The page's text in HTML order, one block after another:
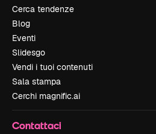
Cerca tendenze
Blog
Eventi
Slidesgo
Vendi i tuoi contenuti
Sala stampa
Cerchi magnific.ai
Contattaci